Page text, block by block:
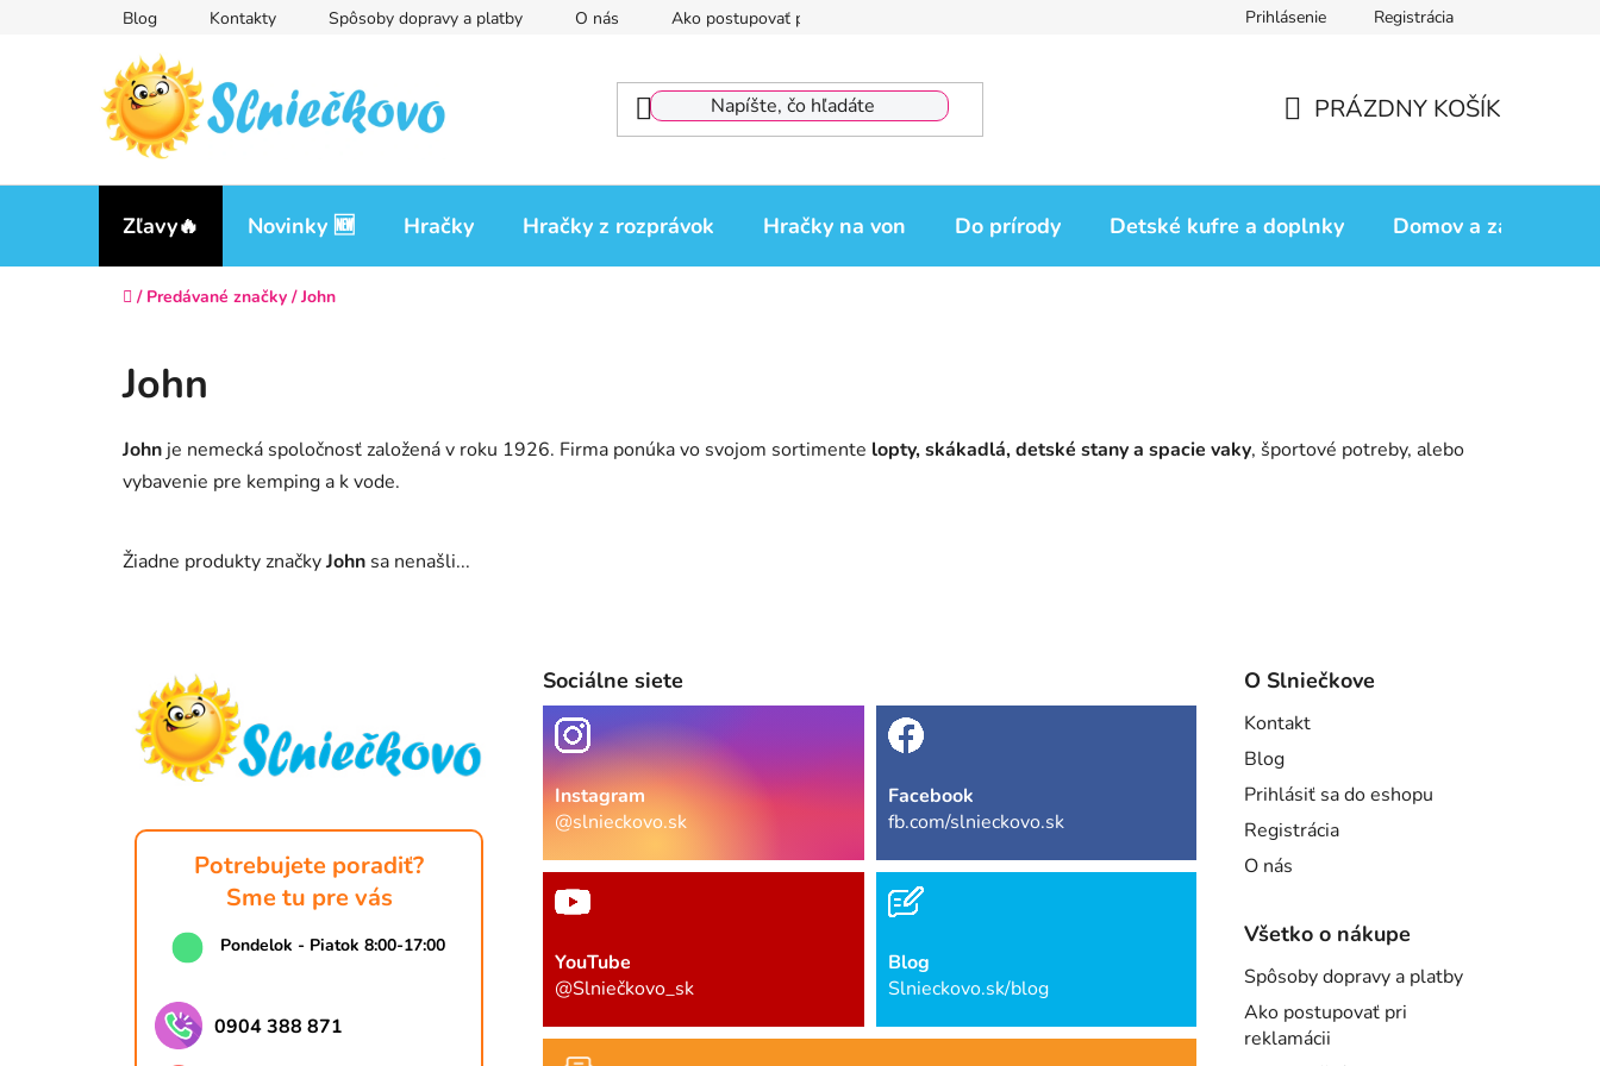
Blog Kontakty Spôsoby dopravy a platby O nás Ako postupovať pri reklamácii Vrátenie tovaru Obchodné podmienky
Prihlásenie Registrácia
KOŠÍK
PRÁZDNY KOŠÍK
Zľavy🔥 Novinky 🆕 Hračky Hračky z rozprávok Hračky na von Do prírody Detské kufre a doplnky Domov a záhrada
Domov
/ Predávané značky / John
John
John je nemecká spoločnosť založená v roku 1926. Firma ponúka vo svojom sortimente lopty, skákadlá, detské stany a spacie vaky, športové potreby, alebo
vybavenie pre kemping a k vode.
Žiadne produkty značkyJohn sa nenašli...
Potrebujete poradiť?
Sme tu pre vás
Pondelok - Piatok 8:00-17:00
0904 388 871
Sociálne siete
Instagram
@slnieckovo.sk
Facebook
fb.com/slnieckovo.sk
YouTube
@Slniečkovo_sk
Blog
Slnieckovo.sk/blog
O Slniečkove
Kontakt
Blog
Prihlásiť sa do eshopu
Registrácia
O nás
Všetko o nákupe
Spôsoby dopravy a platby
Ako postupovať pri
reklamácii